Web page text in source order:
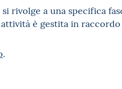
rivolge a una specifica
è gestita in
.